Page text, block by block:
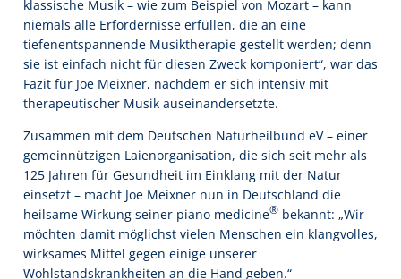
klassische Musik – wie zum Beispiel von Mozart – kann
niemals alle Erfordernisse erfüllen, die an eine
tiefenentspannende Musiktherapie gestellt werden; denn
sie ist einfach nicht für diesen Zweck komponiert“, war das
Fazit für Joe Meixner, nachdem er sich intensiv mit
therapeutischer Musik auseinandersetzte.
Zusammen mit dem Deutschen Naturheilbund eV – einer
gemeinnützigen Laienorganisation, die sich seit mehr als
125 Jahren für Gesundheit im Einklang mit der Natur
einsetzt – macht Joe Meixner nun in Deutschland die
heilsame Wirkung seiner piano medicine® bekannt: „Wir
möchten damit möglichst vielen Menschen ein klangvolles,
wirksames Mittel gegen einige unserer
Wohlstandskrankheiten an die Hand geben.“